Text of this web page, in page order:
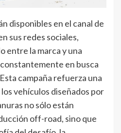
disponibles en el canal de
sus redes sociales,
entre la marca y una
en busca
campaña refuerza una
los vehículos diseñados por
no sólo están
off-road, sino que